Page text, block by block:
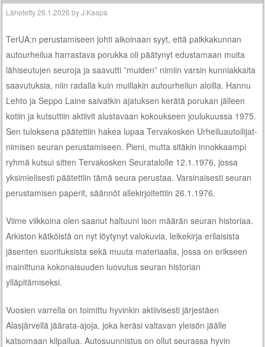
Lähetetty26.1.2026 byJ.Kaapa
TerUA:n perustamiseen johti aikoinaan syyt, että paikkakunnan
autourheilua harrastava porukka oli päätynyt edustamaan muita
lähiseutujen seuroja ja saavutti ”muiden” nimiin varsin kunniakkaita
saavutuksia, niin radalla kuin muillakin autourheilun aloilla. Hannu
Lehto ja Seppo Laine saivatkin ajatuksen kerätä porukan jälleen
kotiin ja kutsuttiin aktiivit alustavaan kokoukseen joulukuussa 1975.
Sen tuloksena päätettiin hakea lupaa Tervakosken Urheiluautoilijat-
nimisen seuran perustamiseen. Pieni, mutta sitäkin innokkaampi
ryhmä kutsui sitten Tervakosken Seuratalolle 12.1.1976, jossa
yksimielisesti päätettiin tämä seura perustaa. Varsinaisesti seuran
perustamisen paperit, säännöt allekirjoitettiin 26.1.1976.
Viime viikkoina olen saanut haltuuni ison määrän seuran historiaa.
Arkiston kätköistä on nyt löytynyt valokuvia, leikekirja erilaisista
jäsenten suorituksista sekä muuta materiaalia, jossa on erikseen
mainittuna kokonaisuuden luovutus seuran historian
ylläpitämiseksi.
Vuosien varrella on toimittu hyvinkin aktiivisesti järjestäen
Alasjärvellä jäärata-ajoja, joka keräsi valtavan yleisön jäälle
katsomaan kilpailua. Autosuunnistus on ollut seurassa hyvin